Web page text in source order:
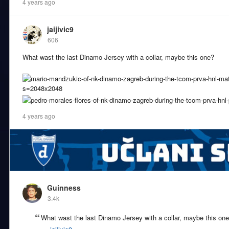
jaijivic9
606
What wast the last Dinamo Jersey with a collar, maybe this one?
4 years ago
Guinness
3.4k
What wast the last Dinamo Jersey with a collar, maybe this